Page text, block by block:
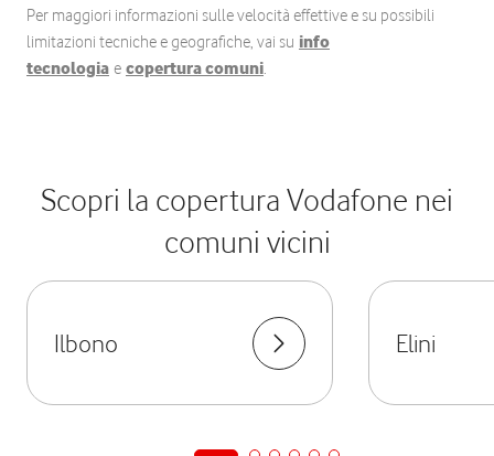
Per maggiori informazioni sulle velocità effettive e su possibili
limitazioni tecniche e geografiche, vai su info
tecnologia e copertura comuni.
Scopri la copertura Vodafone nei
comuni vicini
Ilbono Elini